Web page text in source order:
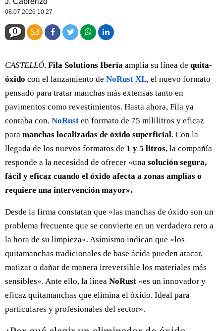
08.07.2026 10:27
0
CASTELLÓ. Fila Solutions Iberia amplía su línea de quita-
óxido con el lanzamiento de NoRust XL, el nuevo formato
pensado para tratar manchas más extensas tanto en
pavimentos como revestimientos. Hasta ahora, Fila ya
contaba con. NoRust en formato de 75 mililitros y eficaz
para manchas localizadas de óxido superficial. Con la
llegada de los nuevos formatos de 1 y 5 litros, la compañía
responde a la necesidad de ofrecer «una solución segura,
fácil y eficaz cuando el óxido afecta a zonas amplias o
requiere una intervención mayor».
Desde la firma constatan que «las manchas de óxido son un
problema frecuente que se convierte en un verdadero reto a
la hora de su limpieza». Asimismo indican que «los
quitamanchas tradicionales de base ácida pueden atacar,
matizar o dañar de manera irreversible los materiales más
sensibles». Ante ello, la línea NoRust «es un innovador y
eficaz quitamanchas que elimina el óxido. Ideal para
particulares y profesionales del sector».